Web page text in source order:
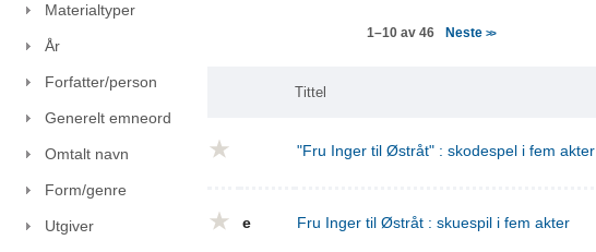
Materialtyper
År
Forfatter/person
Generelt emneord
Omtalt navn
Form/genre
Utgiver
1–10 av 46 Neste>>
Tittel
"Fru Inger til Østråt" : skodespel i fem akter
e Fru Inger til Østråt : skuespil i fem akter